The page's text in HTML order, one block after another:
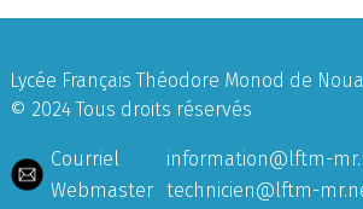
Lycée Français Théodore Monod de
© 2024 Tous droits réservés
Courriel
information@lftm-
Webmaster technicien@lftm-